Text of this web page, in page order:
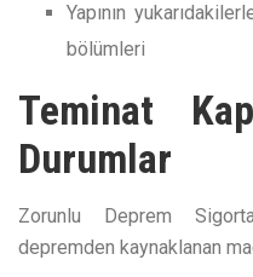
Yapının
bölümleri
Teminat
Durumlar
Zorunlu Deprem
depremden kaynaklanan